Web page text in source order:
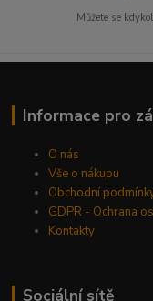
Můžete se
Informace pro
O nás
Vše o nákupu
Obchodní
GDPR - Ochrana
Kontakty
Sociální sítě